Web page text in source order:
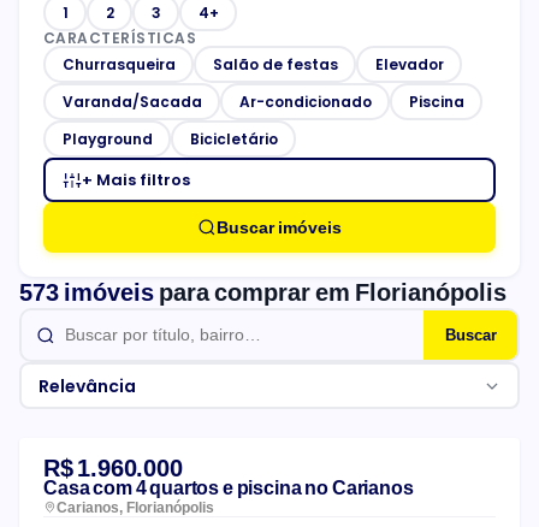
1
2 3
4+
CARACTERÍSTICAS
Churrasqueira
Salão de festas
Elevador
Varanda/Sacada
Ar-condicionado
Piscina
Playground
Bicicletário
+ Mais filtros
Buscar imóveis
573 imóveispara comprar em Florianópolis
Buscar
Relevância
Lista de imóveis
R$ 1.960.000
Casa com 4 quartos e piscina no Carianos
Carianos, Florianópolis